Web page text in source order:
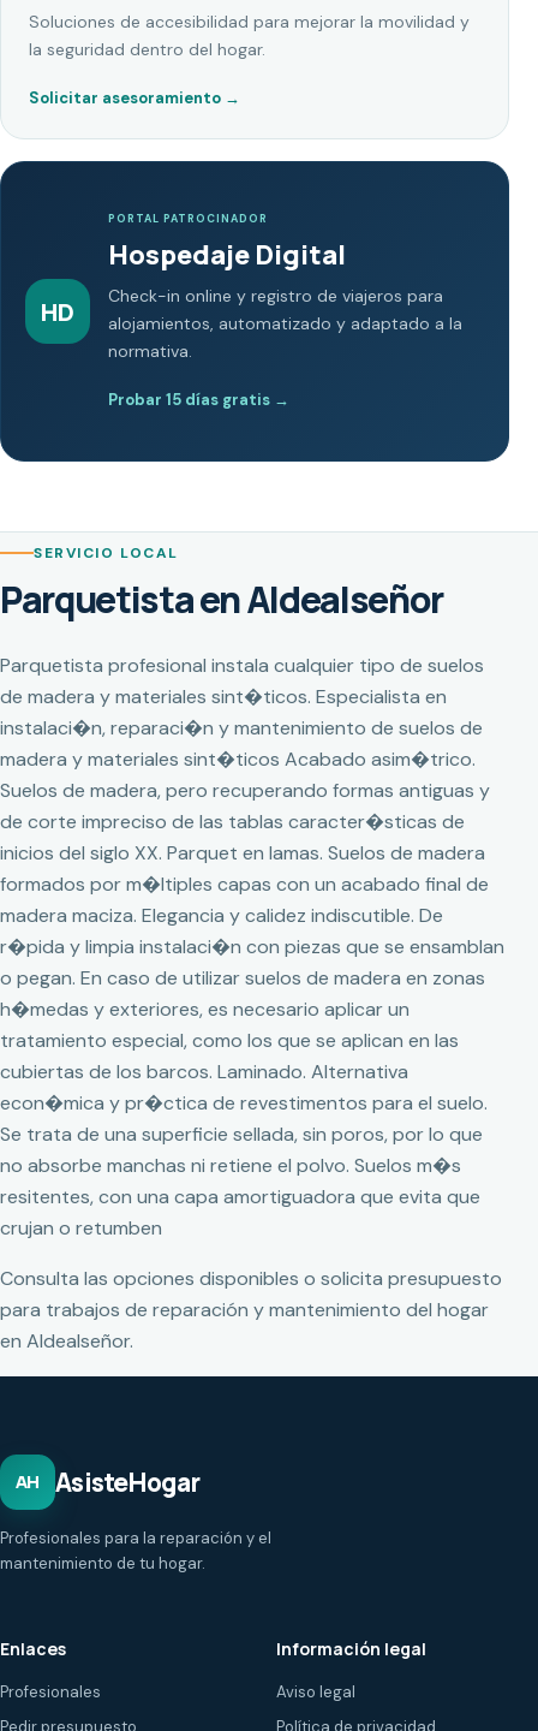
Soluciones de accesibilidad para mejorar la movilidad y
la seguridad dentro del hogar.
Solicitar asesoramiento →
HD
PORTAL PATROCINADOR
Hospedaje Digital
Check-in online y registro de viajeros para
alojamientos, automatizado y adaptado a la
normativa.
Probar 15 días gratis →
SERVICIO LOCAL
Parquetista en Aldealseñor
Parquetista profesional instala cualquier tipo de suelos
de madera y materiales sint�ticos. Especialista en
instalaci�n, reparaci�n y mantenimiento de suelos de
madera y materiales sint�ticos Acabado asim�trico.
Suelos de madera, pero recuperando formas antiguas y
de corte impreciso de las tablas caracter�sticas de
inicios del siglo XX. Parquet en lamas. Suelos de madera
formados por m�ltiples capas con un acabado final de
madera maciza. Elegancia y calidez indiscutible. De
r�pida y limpia instalaci�n con piezas que se ensamblan
o pegan. En caso de utilizar suelos de madera en zonas
h�medas y exteriores, es necesario aplicar un
tratamiento especial, como los que se aplican en las
cubiertas de los barcos. Laminado. Alternativa
econ�mica y pr�ctica de revestimentos para el suelo.
Se trata de una superficie sellada, sin poros, por lo que
no absorbe manchas ni retiene el polvo. Suelos m�s
resitentes, con una capa amortiguadora que evita que
crujan o retumben
Consulta las opciones disponibles o solicita presupuesto
para trabajos de reparación y mantenimiento del hogar
en Aldealseñor.
AH AsisteHogar
Profesionales para la reparación y el
mantenimiento de tu hogar.
Enlaces
Profesionales
Pedir presupuesto
Información legal
Aviso legal
Política de privacidad